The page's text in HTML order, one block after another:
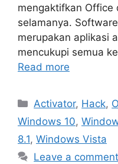
mengaktifkan
selamanya.
merupakan aplikasi
mencukupi semua
Read more
Categories
Activator, Hack,
Windows 10,
8.1, Windows Vista
Leave a comment